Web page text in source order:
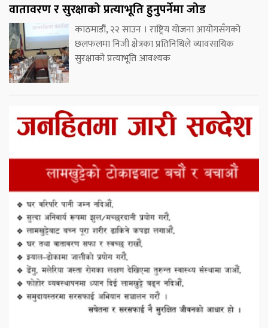
वातावरण र सुरक्षाको प्रत्याभूति हुनुपर्नेमा जोड
काठमाडौं, २२ साउन । राष्ट्रिय योजना आयोगसँगको
छलफलमा निजी क्षेत्रका प्रतिनिधिले व्यावसायिक
सुरक्षाको प्रत्याभूति आवश्यक